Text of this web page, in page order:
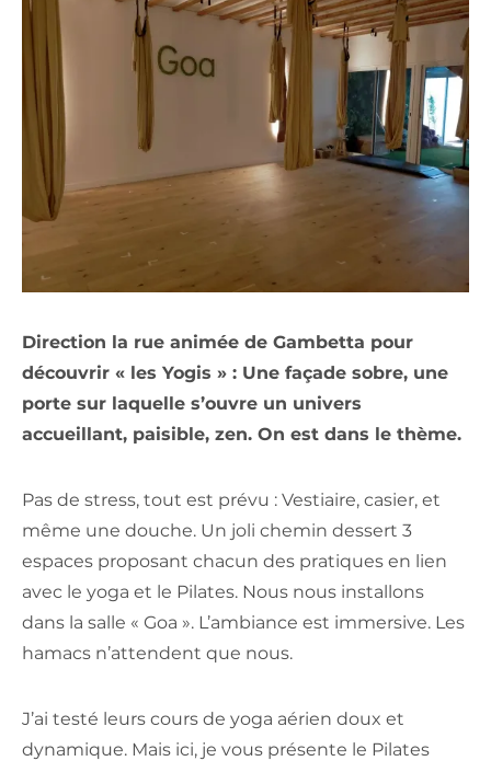
Direction la rue animée de Gambetta pour
découvrir « les Yogis » : Une façade sobre, une
porte sur laquelle s’ouvre un univers
accueillant, paisible, zen. On est dans le thème.
Pas de stress, tout est prévu : Vestiaire, casier, et
même une douche. Un joli chemin dessert 3
espaces proposant chacun des pratiques en lien
avec le yoga et le Pilates. Nous nous installons
dans la salle « Goa ». L’ambiance est immersive. Les
hamacs n’attendent que nous.
J’ai testé leurs cours de yoga aérien doux et
dynamique. Mais ici, je vous présente le Pilates